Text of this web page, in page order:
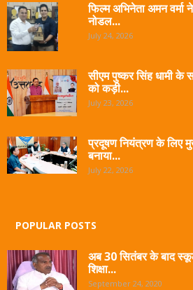
फिल्म अभिनेता अमन वर्मा
नोडल...
July 24, 2026
सीएम पुष्कर सिंह धामी के
को कड़ी...
July 23, 2026
प्रदूषण नियंत्रण के लिए
बनाया...
July 22, 2026
POPULAR POSTS
अब 30 सितंबर के बाद
शिक्षा...
September 24, 2020